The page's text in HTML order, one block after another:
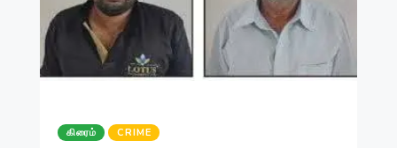
கிரைம் CRIME